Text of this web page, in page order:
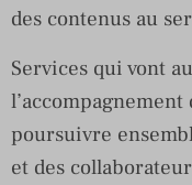
des contenus au
Services qui vont
poursuivre
et des